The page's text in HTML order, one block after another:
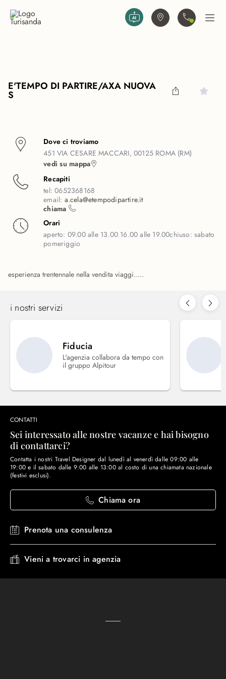
Trova agenziaContattaciApri
E'TEMPO DI PARTIRE/AXA NUOVA
S
Dove ci troviamo
451 VIA CESARE MACCARI, 00125 ROMA (RM)
vedi su mappa
Recapiti
tel:0652368168
email: a.cela@etempodipartire.it
chiama
Orari
aperto: 09.00 alle 13.00 16.00 alle 19.00chiuso:sabato
pomeriggio
esperienza trentennale nella vendita viaggi.....
i nostri servizi
Fiducia
L'agenzia collabora da tempo con
il gruppo Alpitour
CONTATTI
Sei interessato alle nostre vacanze e hai bisogno
di contattarci?
Contatta i nostri Travel Designer dal lunedì al venerdì dalle 09:00 alle
19:00 e il sabato dalle 9:00 alle 13:00 al costo di una chiamata nazionale
(festivi esclusi).
Chiama ora
Prenota una consulenza
Vieni a trovarci in agenzia